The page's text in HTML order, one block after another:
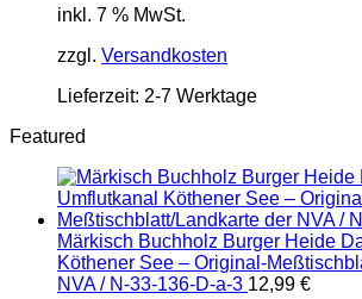
inkl. 7 % MwSt.
zzgl. Versandkosten
Lieferzeit: 2-7 Werktage
Featured
Märkisch Buchholz Burger Heide
Köthener See – Original-
NVA / N-33-136-D-a-3 12,99 €